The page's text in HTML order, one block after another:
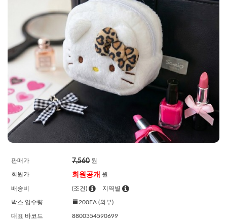
판매가 7,560원
회원가 회원공개 원
배송비 (조건) 지역별
박스 입수량 200EA (외부)
대표 바코드 8800354590699